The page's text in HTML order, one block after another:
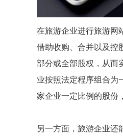
在旅游企业进行旅游网
借助收购、合并以及控
部分或全部股权，从而
业按照法定程序组合为
家企业一定比例的股份
另一方面，旅游企业还